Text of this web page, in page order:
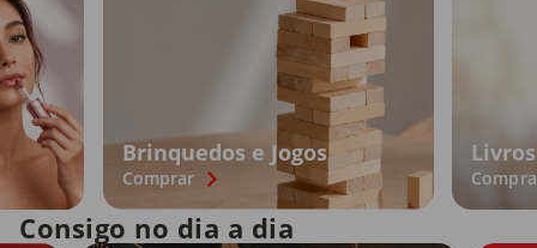
Brinquedos e Jogos
Comprar
Livros
Consigo no dia a dia